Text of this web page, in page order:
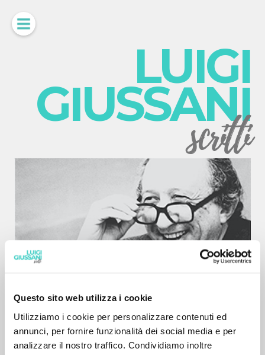
Questo sito web utilizza i cookie
Utilizziamo i cookie per personalizzare contenuti ed
annunci, per fornire funzionalità dei social media e per
analizzare il nostro traffico. Condividiamo inoltre
LUIGI
GIUSSANI
scritti